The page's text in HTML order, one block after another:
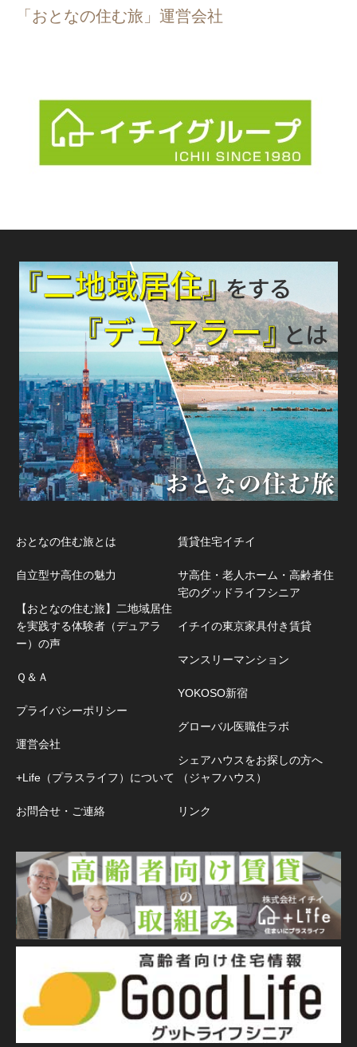
「おとなの住む旅」運営会社
おとなの住む旅とは
自立型サ高住の魅力
【おとなの住む旅】二地域居住
を実践する体験者（デュアラ
ー）の声
Ｑ＆Ａ
プライバシーポリシー
運営会社
+Life（プラスライフ）について
お問合せ・ご連絡
賃貸住宅イチイ
サ高住・老人ホーム・高齢者住
宅のグッドライフシニア
イチイの東京家具付き賃貸
マンスリーマンション
YOKOSO新宿
グローバル医職住ラボ
シェアハウスをお探しの方へ
（ジャフハウス）
リンク